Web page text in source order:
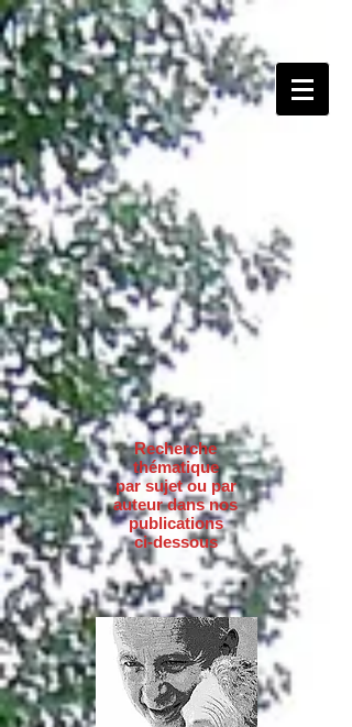
Recherche
thématique
par sujet ou par
auteur dans nos
publications
ci-dessous